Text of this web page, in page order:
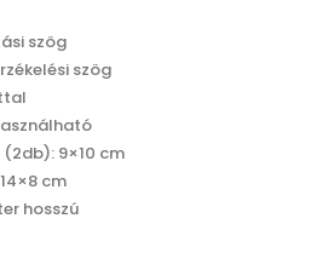
szög
szög
9×10 cm
cm
hosszú